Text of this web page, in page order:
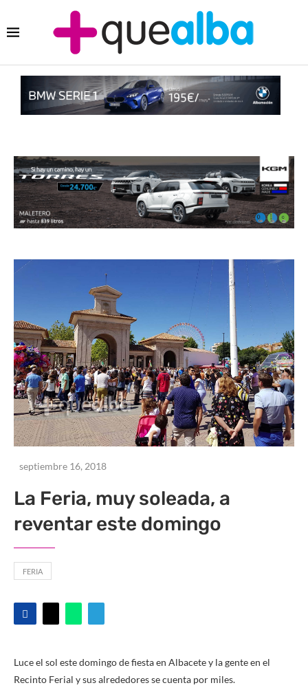
septiembre 16, 2018
La Feria, muy soleada, a
reventar este domingo
FERIA
Luce el sol este domingo de fiesta en Albacete y la gente en el
Recinto Ferial y sus alrededores se cuenta por miles.